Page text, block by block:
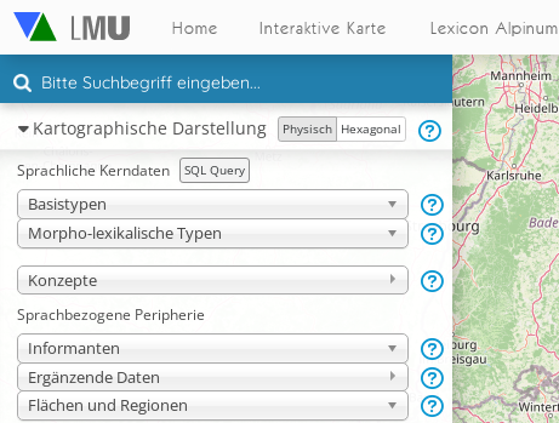
Home Interaktive Karte Lexicon Alpinum
Kartographische Darstellung Physisch Hexagonal
Sprachliche Kerndaten SQL Query
Basistypen
Morpho-lexikalische Typen
Konzepte
Sprachbezogene Peripherie
Informanten
Ergänzende Daten
Flächen und Regionen